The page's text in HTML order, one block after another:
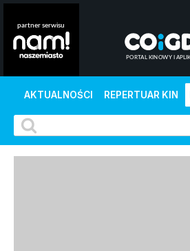
AKTUALNOŚCI REPERTUAR KIN